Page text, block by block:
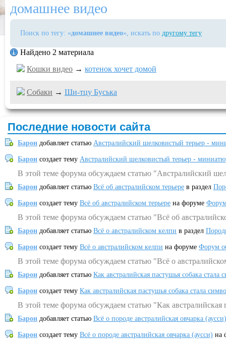
домашнее видео
Поиск по тегу: «домашнее видео», искать по другому тегу
Найдено 2 материала
Кошки видео → котенок хочет домой
Собаки → Ши-тцу Буська
Последние новости сайта
Барон добавляет статью Австралийский шелковистый терьер -
Барон создает тему Австралийский шелковистый терьер -
В этой теме форума обсуждаем статью "Австралийский
Барон добавляет статью Всё об австралийском терьере в раздел
Барон создает тему Всё об австралийском терьере на форуме
В этой теме форума обсуждаем статью "Всё об
Барон добавляет статью Всё о австралийском келпи в раздел
Барон создает тему Всё о австралийском келпи на форуме Форум
В этой теме форума обсуждаем статью "Всё о
Барон добавляет статью Как австралийская пастушья собака
Барон создает тему Как австралийская пастушья собака стала
В этой теме форума обсуждаем статью "Как
Барон добавляет статью Всё о породе австралийская овчарка (аусси)
Барон создает тему Всё о породе австралийская овчарка (аусси) на